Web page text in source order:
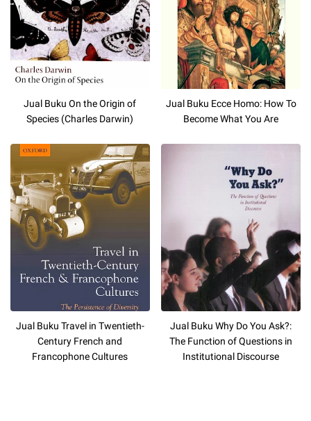
Jual Buku On the Origin of
Species (Charles Darwin)
Jual Buku Ecce Homo: How To
Become What You Are
Jual Buku Travel in Twentieth-
Century French and
Francophone Cultures
Jual Buku Why Do You Ask?:
The Function of Questions in
Institutional Discourse